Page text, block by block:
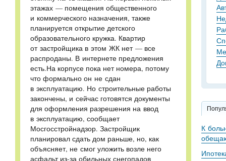
этажах — помещения общественного
и коммерческого назначения, также
планируется открытие детского
образовательного кружка. Квартир
от застройщика в этом ЖК нет — все
распроданы. В интернете предложения
есть.На корпусе пока нет номера, потому
что формально он не сдан
в эксплуатацию. Но строительные работы
закончены, и сейчас готовятся документы
для оформления разрешения на ввод
в эксплуатацию, сообщает
Мосгосстройнадзор. Застройщик
планировал сдать дом раньше, но, как
объясняет, не смог уложить возле него
асфальт из-за обильных снегопадов
К